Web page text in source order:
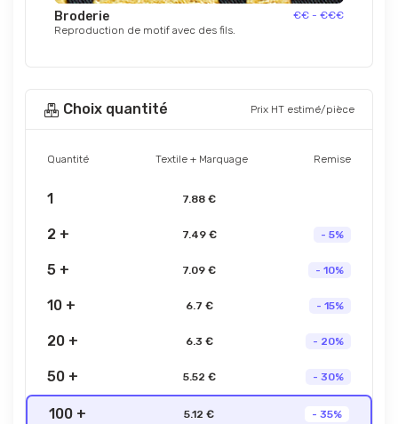
Broderie
€€ - €€€
Reproduction de motif avec des fils.
Choix quantité Prix HT estimé/pièce
Quantité Textile + Marquage Remise
1 7.88 €
2 + 7.49 € - 5%
5 + 7.09 € - 10%
10 + 6.7 € - 15%
20 + 6.3 € - 20%
50 + 5.52 € - 30%
100 + 5.12 € - 35%